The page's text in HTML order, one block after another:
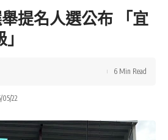
提名人選公布 「宜
05/22
6 Min Read